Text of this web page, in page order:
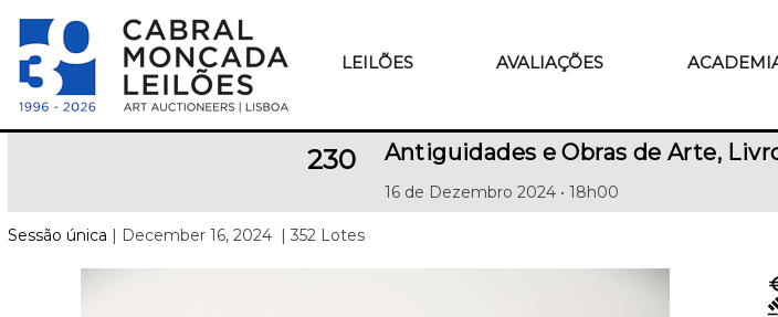
LEILÕES AVALIAÇÕES
230 Antiguidades e Obras de Arte,
16 de Dezembro 2024 • 18h00
Sessão única | December 16, 2024 | 352 Lotes